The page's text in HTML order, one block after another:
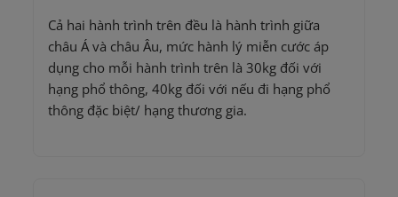
Cả hai hành trình trên đều là hành trình giữa
châu Á và châu Âu, mức hành lý miễn cước áp
dụng cho mỗi hành trình trên là 30kg đối với
hạng phổ thông, 40kg đối với nếu đi hạng phổ
thông đặc biệt/ hạng thương gia.